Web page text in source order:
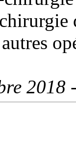
2018